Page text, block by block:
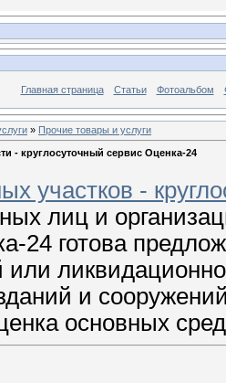
Главная страница Статьи Фотоальбом
» Прочие товары и услуги
- круглосуточный сервис Оценка-24
участков -
лиц и
24 готова
или
и
основных